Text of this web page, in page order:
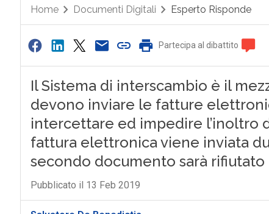
Home Documenti Digitali Esperto Risponde
Partecipa al dibattito
Il Sistema di interscambio è il
devono inviare le fatture
intercettare ed impedire l’inoltro
fattura elettronica viene inviata
secondo documento sarà rifiutato
Pubblicato il 13 Feb 2019